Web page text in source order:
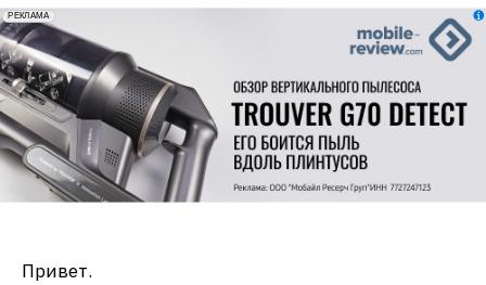
erid: 2VfnxxmNzs5
РЕКЛАМА
Привет.